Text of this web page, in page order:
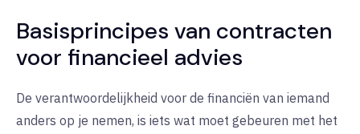
Basisprincipes van contracten
voor financieel advies
De verantwoordelijkheid voor de financiën van iemand
anders op je nemen, is iets wat moet gebeuren met het